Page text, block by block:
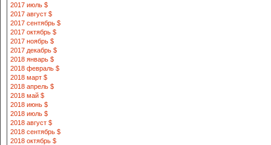
2017 июль $
2017 август $
2017 сентябрь $
2017 октябрь $
2017 ноябрь $
2017 декабрь $
2018 январь $
2018 февраль $
2018 март $
2018 апрель $
2018 май $
2018 июнь $
2018 июль $
2018 август $
2018 сентябрь $
2018 октябрь $